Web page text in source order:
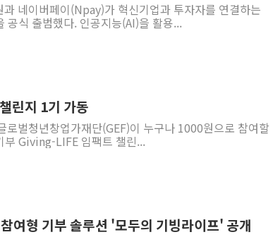
네이버페이(Npay)가 혁신기업과 투자자를 연결하는
식 출범했다. 인공지능(AI)을 활용...
린지 1기 가동
벌청년창업가재단(GEF)이 누구나 1000원으로 참여할
부 Giving-LIFE 임팩트 챌린...
여형 기부 솔루션 '모두의 기빙라이프' 공개